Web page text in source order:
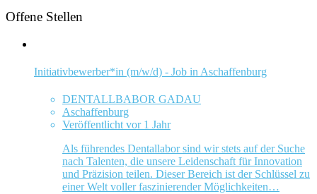
Offene Stellen
Initiativbewerber*in (m/w/d) - Job in Aschaffenburg
DENTALLBABOR GADAU
Aschaffenburg
Veröffentlicht vor 1 Jahr
Als führendes Dentallabor sind wir stets auf der Suche
nach Talenten, die unsere Leidenschaft für Innovation
und Präzision teilen. Dieser Bereich ist der Schlüssel zu
einer Welt voller faszinierender Möglichkeiten…